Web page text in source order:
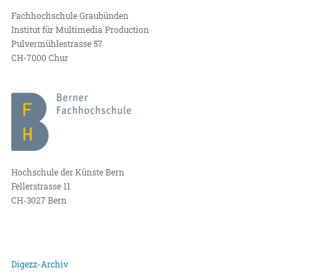
Fachhochschule Graubünden
Institut für Multimedia Production
Pulvermühlestrasse 57
CH-7000 Chur
Hochschule der Künste Bern
Fellerstrasse 11
CH-3027 Bern
Digezz-Archiv